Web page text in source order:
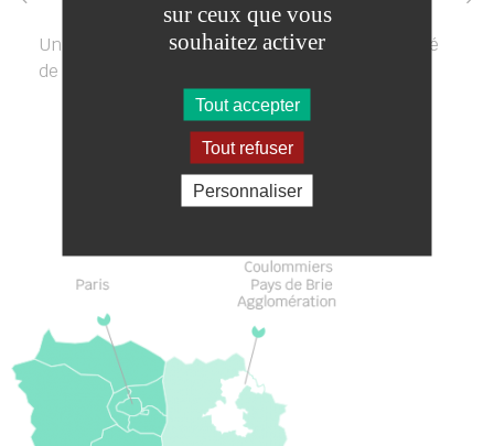
Un nouveau Télécentre est en projet à proximité
de la gare de la Ferté-sous-Jouarre
TERRITOIRE
sur ceux que vous
souhaitez activer
Tout accepter
Tout refuser
Personnaliser